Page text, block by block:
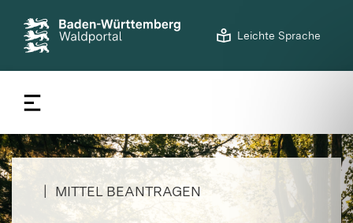
S
t
a
t
e
Leichte Sprache
© LFV BW/Ulrike Klumpp
MITTEL BEANTRAGEN